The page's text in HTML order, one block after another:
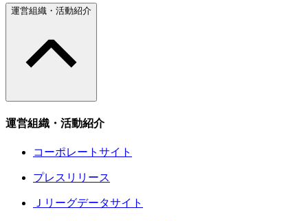
運営組織・活動紹介
運営組織・活動紹介
コーポレートサイト
プレスリリース
Ｊリーグデータサイト